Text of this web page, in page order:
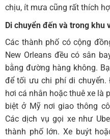
chịu, ít mưa cũng rất thích
Di chuyển đến và trong khu
Các thành phố có cộng
New Orleans đều có sân
bằng đường hàng không.
để tối ưu chi phí di chuyển.
hơi cá nhân hoặc thuê xe là
biệt ở Mỹ nơi giao thông
Các dịch vụ gọi xe như
thành phố lớn. Xe buýt